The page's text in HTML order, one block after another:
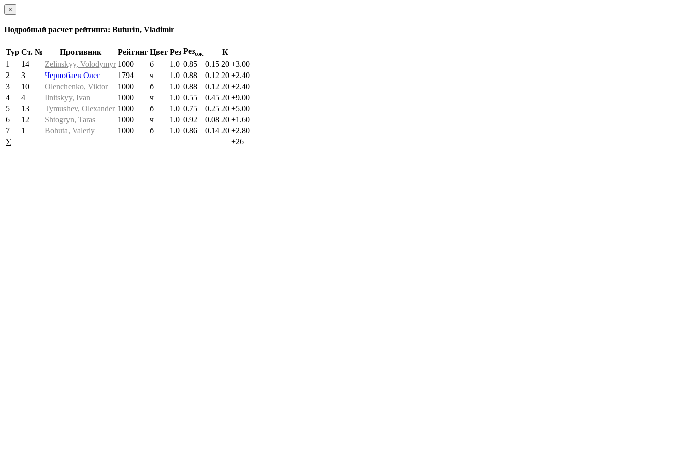
×
Подробный расчет рейтинга: Buturin, Vladimir
Тур Ст. № Противник Рейтинг Цвет Рез Резож
К
1
14 Zelinskyy, Volodymyr 1000 б 1.0 0.85 0.15 20 +3.00
2
3 Чернобаев Олег 1794 ч 1.0 0.88 0.12 20 +2.40
3
10 Olenchenko, Viktor 1000 б 1.0 0.88 0.12 20 +2.40
4
4 Ilnitskyy, Ivan 1000 ч 1.0 0.55 0.45 20 +9.00
5
13 Tymushev, Olexander 1000 б 1.0 0.75 0.25 20 +5.00
6
12 Shtogryn, Taras 1000 ч 1.0 0.92 0.08 20 +1.60
7
1 Bohuta, Valeriy 1000 б 1.0 0.86 0.14 20 +2.80
∑
+26